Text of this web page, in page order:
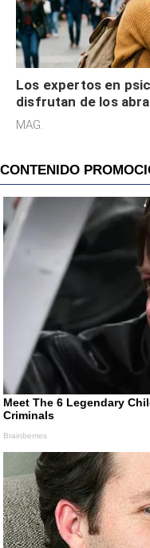
Los expertos en
disfrutan de los
sensibilidad a los
MAG.